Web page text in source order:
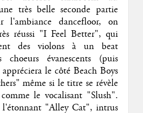
très belle seconde partie
l'ambiance dancefloor, on
réussi "I Feel Better", qui
des violons à un beat
évanescents (puis
le côté Beach Boys
même si le titre se révèle
le vocalisant "Slush".
l'étonnant "Alley Cat", intrus